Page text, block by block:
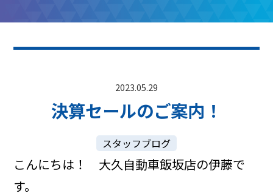
2023.05.29
決算セールのご案内！
スタッフブログ
こんにちは！ 大久自動車飯坂店の伊藤で
す。